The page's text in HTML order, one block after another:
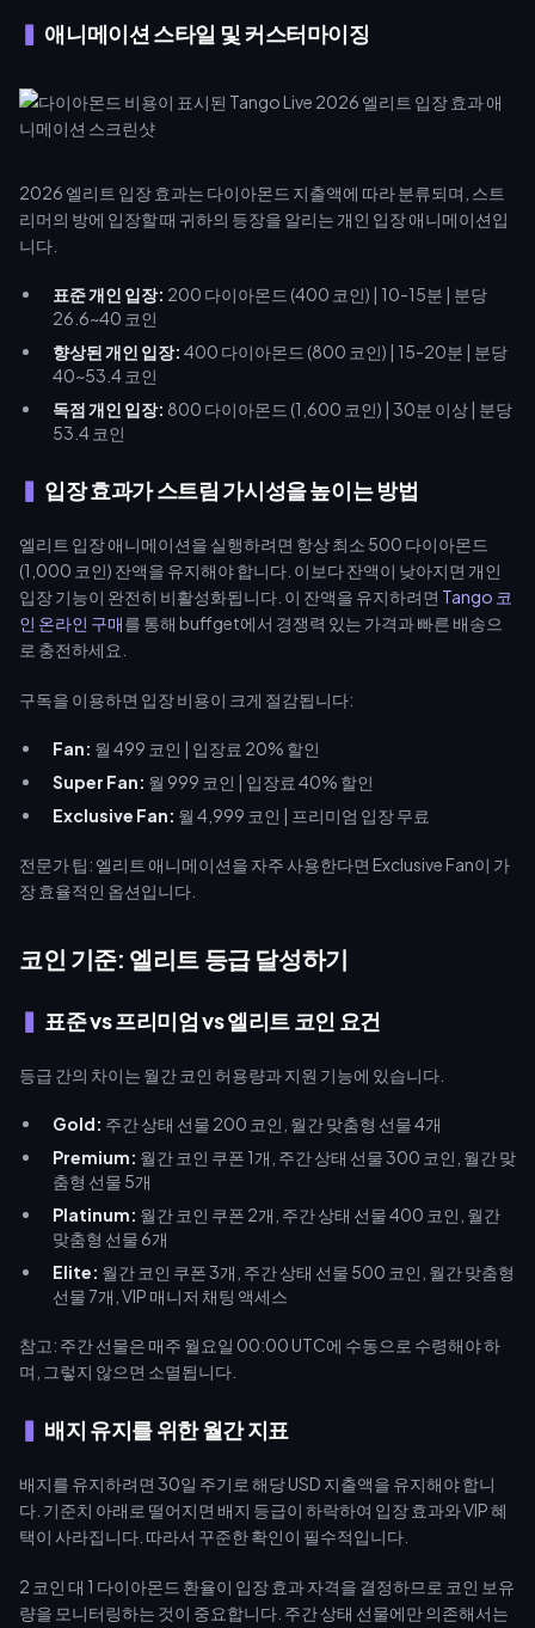
애니메이션 스타일 및 커스터마이징
2026 엘리트 입장 효과는 다이아몬드 지출액에 따라 분류되며, 스트
리머의 방에 입장할 때 귀하의 등장을 알리는 개인 입장 애니메이션입
니다.
표준 개인 입장: 200 다이아몬드 (400 코인) | 10-15분 | 분당
26.6~40 코인
향상된 개인 입장: 400 다이아몬드 (800 코인) | 15-20분 | 분당
40~53.4 코인
독점 개인 입장: 800 다이아몬드 (1,600 코인) | 30분 이상 | 분당
53.4 코인
입장 효과가 스트림 가시성을 높이는 방법
엘리트 입장 애니메이션을 실행하려면 항상 최소 500 다이아몬드
(1,000 코인) 잔액을 유지해야 합니다. 이보다 잔액이 낮아지면 개인
입장 기능이 완전히 비활성화됩니다. 이 잔액을 유지하려면 Tango 코
인 온라인 구매를 통해 buffget에서 경쟁력 있는 가격과 빠른 배송으
로 충전하세요.
구독을 이용하면 입장 비용이 크게 절감됩니다:
Fan: 월 499 코인 | 입장료 20% 할인
Super Fan: 월 999 코인 | 입장료 40% 할인
Exclusive Fan: 월 4,999 코인 | 프리미엄 입장 무료
전문가 팁: 엘리트 애니메이션을 자주 사용한다면 Exclusive Fan이 가
장 효율적인 옵션입니다.
코인 기준: 엘리트 등급 달성하기
표준 vs 프리미엄 vs 엘리트 코인 요건
등급 간의 차이는 월간 코인 허용량과 지원 기능에 있습니다.
Gold: 주간 상태 선물 200 코인, 월간 맞춤형 선물 4개
Premium: 월간 코인 쿠폰 1개, 주간 상태 선물 300 코인, 월간 맞
춤형 선물 5개
Platinum: 월간 코인 쿠폰 2개, 주간 상태 선물 400 코인, 월간
맞춤형 선물 6개
Elite: 월간 코인 쿠폰 3개, 주간 상태 선물 500 코인, 월간 맞춤형
선물 7개, VIP 매니저 채팅 액세스
참고: 주간 선물은 매주 월요일 00:00 UTC에 수동으로 수령해야 하
며, 그렇지 않으면 소멸됩니다.
배지 유지를 위한 월간 지표
배지를 유지하려면 30일 주기로 해당 USD 지출액을 유지해야 합니
다. 기준치 아래로 떨어지면 배지 등급이 하락하여 입장 효과와 VIP 혜
택이 사라집니다. 따라서 꾸준한 확인이 필수적입니다.
2 코인 대 1 다이아몬드 환율이 입장 효과 자격을 결정하므로 코인 보유
량을 모니터링하는 것이 중요합니다. 주간 상태 선물에만 의존해서는